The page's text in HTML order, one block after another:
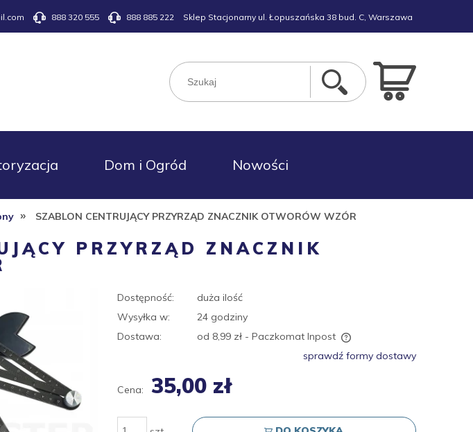
888 320 555 888 885 222 Sklep Stacjonarny ul. Łopuszańska 38 bud. C, Warszawa
Dom i Ogród Nowości
» SZABLON CENTRUJĄCY PRZYRZĄD ZNACZNIK OTWORÓW WZÓR
PRZYRZĄD ZNACZNIK
Dostępność:
duża ilość
Wysyłka w:
24 godziny
Dostawa:
od 8,99 zł - Paczkomat Inpost
płatności
sprawdź formy dostawy
Cena: 35,00 zł